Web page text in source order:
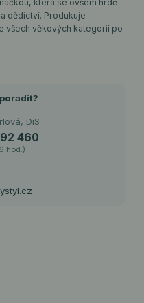
která se ovšem hrdě
dědictví. Produkuje
všech věkových kategorií po
DiS
460
hod.)